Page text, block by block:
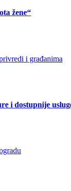
žene“
i dostupnije